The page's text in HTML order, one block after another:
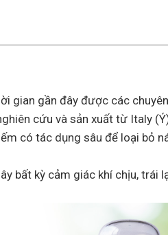
gian gần đây được các
cứu và sản xuất từ Italy
có tác dụng sâu để loại bỏ
bất kỳ cảm giác khí chịu, trái